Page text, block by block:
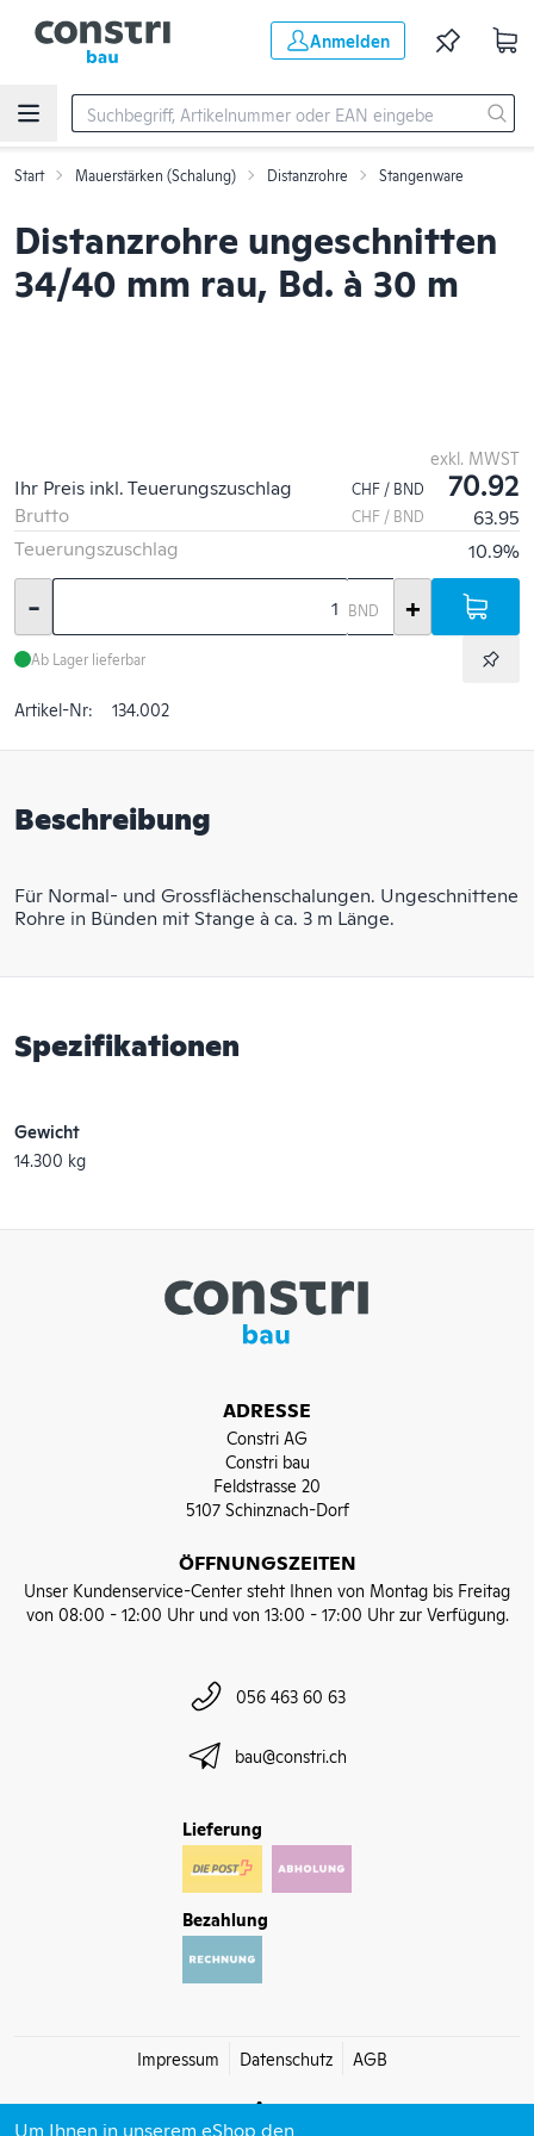
Anmelden
Start Mauerstärken (Schalung) Distanzrohre Stangenware
Distanzrohre ungeschnitten
34/40 mm rau, Bd. à 30 m
exkl. MWST
Ihr Preis inkl. Teuerungszuschlag CHF / BND 70.92
Brutto CHF / BND
63.95
Teuerungszuschlag
10.9%
- BND +
Ab Lager lieferbar
Artikel-Nr: 134.002
Beschreibung
Für Normal- und Grossflächenschalungen. Ungeschnittene
Rohre in Bünden mit Stange à ca. 3 m Länge.
Spezifikationen
Gewicht
14.300 kg
ADRESSE
Constri AG
Constri bau
Feldstrasse 20
5107 Schinznach-Dorf
ÖFFNUNGSZEITEN
Unser Kundenservice-Center steht Ihnen von Montag bis Freitag
von 08:00 - 12:00 Uhr und von 13:00 - 17:00 Uhr zur Verfügung.
056 463 60 63
bau@constri.ch
Lieferung
Bezahlung
Impressum Datenschutz AGB
Um Ihnen in unserem eShop den